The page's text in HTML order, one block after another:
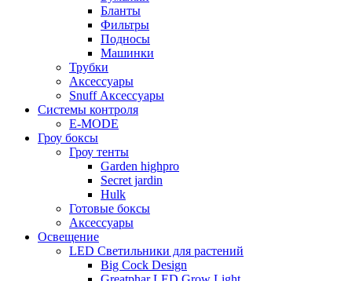
Бланты
Фильтры
Подносы
Машинки
Трубки
Аксессуары
Snuff Аксессуары
Системы контроля
E-MODE
Гроу боксы
Гроу тенты
Garden highpro
Secret jardin
Hulk
Готовые боксы
Аксессуары
Освещение
LED Светильники для растений
Big Cock Design